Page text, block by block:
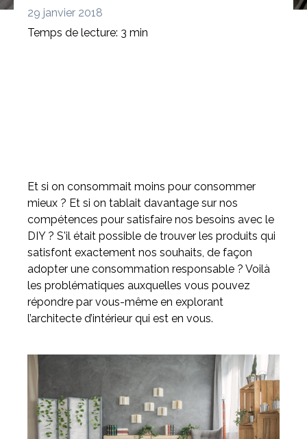
Inspirez-vous du catalogue
Personnalisez nos modèles pour créer le meuble qui vous
ressemble.
Bibliothèque
Meuble d'angle
29 janvier 2018
Temps de lecture: 3 min
Et si on consommait moins pour consommer
mieux ? Et si on tablait davantage sur nos
compétences pour satisfaire nos besoins avec le
DIY ? S'il était possible de trouver les produits qui
satisfont exactement nos souhaits, de façon
adopter une consommation responsable ? Voilà
les problématiques auxquelles vous pouvez
répondre par vous-même en explorant
l’architecte d’intérieur qui est en vous.